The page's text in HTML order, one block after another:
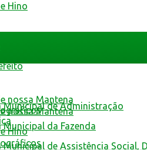
Hino
Municipal de Administração
Municipal da Fazenda
Municipal de Assistência Social,
nossa Mantena
nossa Mantena
Hino